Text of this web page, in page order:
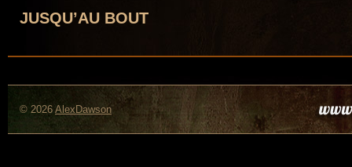
JUSQU’AU BOUT
© 2026 AlexDawson